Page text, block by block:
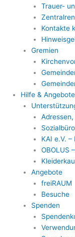
Trauer-
Kontakte
Gremien
Hilfe & Angebote
Sozialbüro
KAI e.V.
OBOLUS
Angebote
freiRAUM
Besuche
Spenden